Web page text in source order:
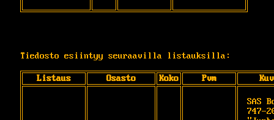
Tiedosto esiintyy seuraavilla listauksilla:
Listaus Osasto Koko Pvm
SAS
747-